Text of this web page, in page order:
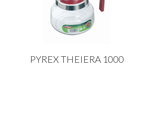
PYREX THEIERA 1000